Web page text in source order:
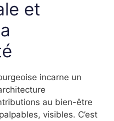
et
incarne un
au bien-être
visibles. C’est